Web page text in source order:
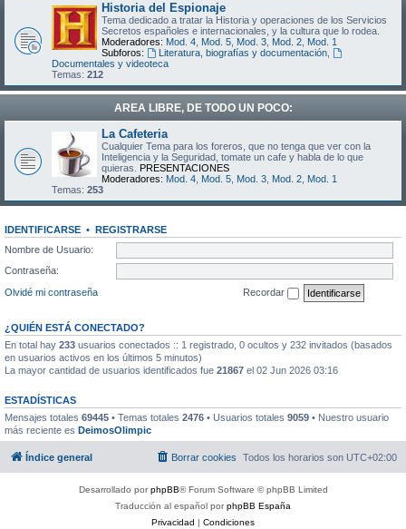
Historia del Espionaje
Tema dedicado a tratar la Historia y operaciones de los Servicios
Secretos españoles e internacionales, y la cultura que lo rodea.
Moderadores: Mod. 4 Mod. 5 Mod. 3 Mod. 2 Mod. 1
Subforos:
Literatura, biografías y documentación,
Documentales y videoteca
Temas: 212
AREA LIBRE, DE TODO UN POCO:
La Cafeteria
Cualquier Tema para los foreros, que no tenga que ver con la
Inteligencia y la Seguridad, tomate un cafe y habla de lo que
quieras. PRESENTACIONES
Moderadores: Mod. 4 Mod. 5 Mod. 3 Mod. 2 Mod. 1
Temas: 253
IDENTIFICARSE • REGISTRARSE
Nombre de Usuario:
Contraseña:
Olvidé mi contraseña
Recordar
¿QUIÉN ESTÁ CONECTADO?
En total hay 233 usuarios conectados :: 1 registrado, 0 ocultos y 232 invitados (basados
en usuarios activos en los últimos 5 minutos)
La mayor cantidad de usuarios identificados fue 21867 el 02 Jun 2026 03:16
ESTADÍSTICAS
Mensajes totales 69445 • Temas totales 2476 • Usuarios totales 9059 • Nuestro usuario
más reciente es DeimosOlimpic
Índice general Todos los horarios son UTC+02:00
Borrar cookies
Desarrollado porphpBB® Forum Software © phpBB Limited
Traducción al español porphpBB España
Privacidad | Condiciones